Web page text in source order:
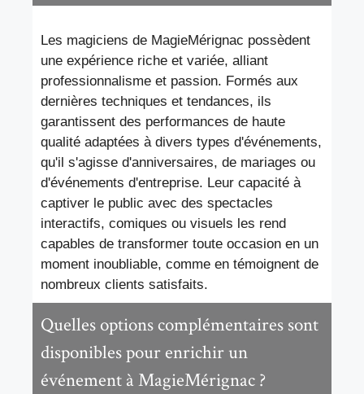
Les magiciens de MagieMérignac possèdent
une expérience riche et variée, alliant
professionnalisme et passion. Formés aux
dernières techniques et tendances, ils
garantissent des performances de haute
qualité adaptées à divers types d'événements,
qu'il s'agisse d'anniversaires, de mariages ou
d'événements d'entreprise. Leur capacité à
captiver le public avec des spectacles
interactifs, comiques ou visuels les rend
capables de transformer toute occasion en un
moment inoubliable, comme en témoignent de
nombreux clients satisfaits.
Quelles options complémentaires sont
disponibles pour enrichir un
événement à MagieMérignac ?